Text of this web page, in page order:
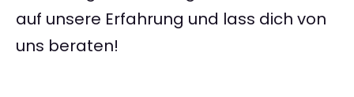
auf unsere Erfahrung und lass dich von
uns beraten!